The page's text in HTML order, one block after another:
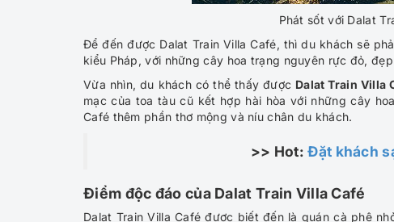
Phát sốt với Dalat
Để đến được Dalat Train Villa Café, thì du khách sẽ
kiểu Pháp, với những cây hoa trạng nguyên rực đỏ,
Vừa nhìn, du khách có thể thấy được Dalat Train Villa
mạc của toa tàu cũ kết hợp hài hòa với những cây
Café thêm phần thơ mộng và níu chân du khách.
>> Hot:Đặt khách
Điểm độc đáo của Dalat Train Villa Café
Dalat Train Villa Café được biết đến là quán cà phê